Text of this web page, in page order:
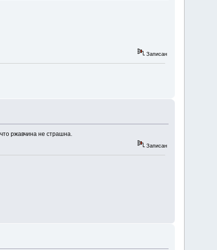
Записан
ржавчина не страшна.
Записан